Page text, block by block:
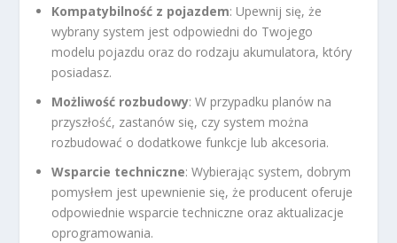
Kompatybilność z pojazdem: Upewnij się, że
wybrany system jest odpowiedni do Twojego
modelu pojazdu oraz do rodzaju akumulatora, który
posiadasz.
Możliwość rozbudowy: W przypadku planów na
przyszłość, zastanów się, czy system można
rozbudować o dodatkowe funkcje lub akcesoria.
Wsparcie techniczne: Wybierając system, dobrym
pomysłem jest upewnienie się, że producent oferuje
odpowiednie wsparcie techniczne oraz aktualizacje
oprogramowania.